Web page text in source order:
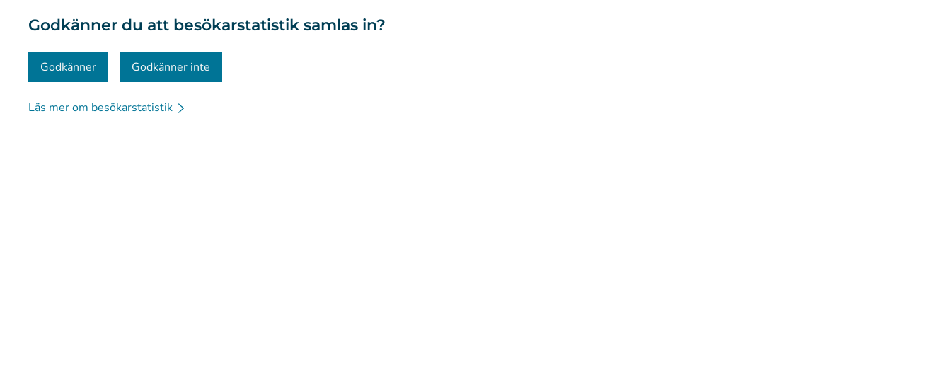
Godkänner du att besökarstatistik samlas in?
Godkänner Godkänner inte
Läs mer om besökarstatistik
Kommunikation och sociala medier
© Kanta-Palvelut, Kansaneläkelaitos